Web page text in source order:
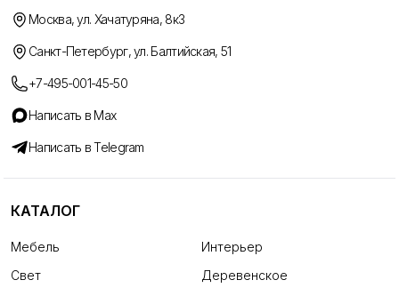
Москва, ул. Хачатуряна, 8к3
Санкт-Петербург, ул. Балтийская, 51
+7-495-001-45-50
Написать в Max
Написать в Telegram
КАТАЛОГ
Мебель
Интерьер
Свет
Деревенское